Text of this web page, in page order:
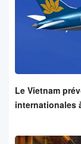
Le Vietnam
internationales